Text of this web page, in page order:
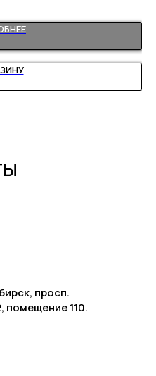
просп.
помещение 110.